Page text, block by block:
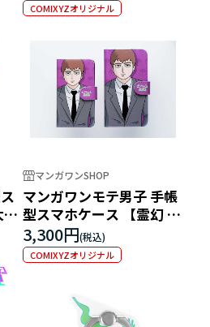
COMIXYZオリジナル
マンガワンSHOP
マンガワンモテ男子 手帳
型スマホケース 【霊幻 新
隆】
3,300円
COMIXYZオリジナル